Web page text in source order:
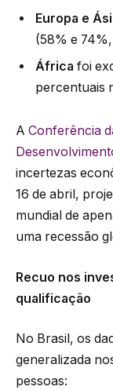
Europa e
(58% e
África foi
percentuais
A Conferência
incertezas
16 de abril,
mundial de
uma recessão
Recuo nos
qualificação
No Brasil, os
generalizada
pessoas: